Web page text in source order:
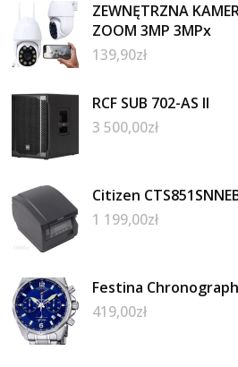
ZEWNĘTRZNA
ZOOM 3MP 3MPx
139,90zł
RCF SUB 702-AS II
3 500,00zł
Citizen
1 199,00zł
Festina
419,00zł